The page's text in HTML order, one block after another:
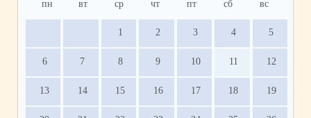
пн вт ср чт пт сб вс
1 2 3 4 5
6 7 8 9 10 11 12
13 14 15 16 17 18 19